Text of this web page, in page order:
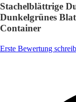
Stachelblättrige
Dunkelgrünes
Container
Erste Bewertung